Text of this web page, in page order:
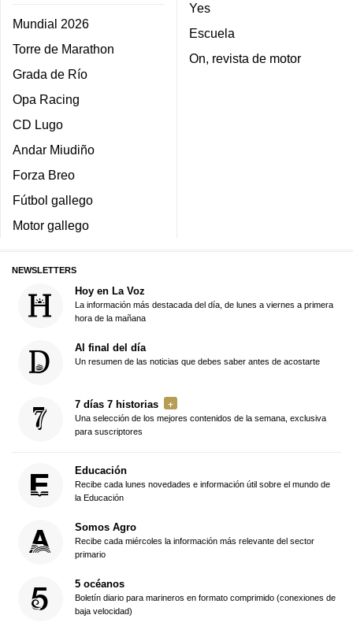
Mundial 2026
Torre de Marathon
Grada de Río
Opa Racing
CD Lugo
Andar Miudiño
Forza Breo
Fútbol gallego
Motor gallego
Yes
Escuela
On, revista de motor
NEWSLETTERS
Hoy en La Voz
La información más destacada del día, de lunes a viernes a primera
hora de la mañana
Al final del día
Un resumen de las noticias que debes saber antes de acostarte
7 días 7 historias
Una selección de los mejores contenidos de la semana, exclusiva
para suscriptores
Educación
Recibe cada lunes novedades e información útil sobre el mundo de
la Educación
Somos Agro
Recibe cada miércoles la información más relevante del sector
primario
5 océanos
Boletín diario para marineros en formato comprimido (conexiones de
baja velocidad)